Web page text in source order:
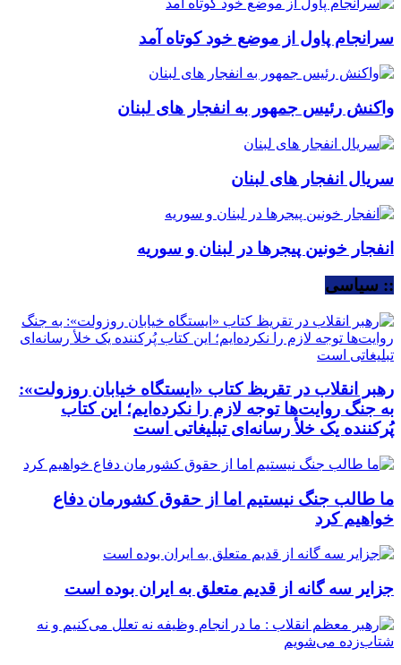
سرانجام پاول از موضع خود کوتاه آمد
واکنش رئیس جمهور به انفجار های لبنان
سریال انفجار های لبنان
انفجار خونین پیجرها در لبنان و سوریه
:: سیاسی
رهبر انقلاب در تقریظ کتاب «ایستگاه خیابان روزولت»:
به جنگ روایت‌ها توجه لازم را نکرده‌ایم؛ این کتاب
پُرکننده‌ یک خلأ رسانه‌ای تبلیغاتی است
ما طالب جنگ نیستیم اما از حقوق کشورمان دفاع
خواهیم کرد
جزایر سه گانه از قدیم متعلق به ایران بوده است